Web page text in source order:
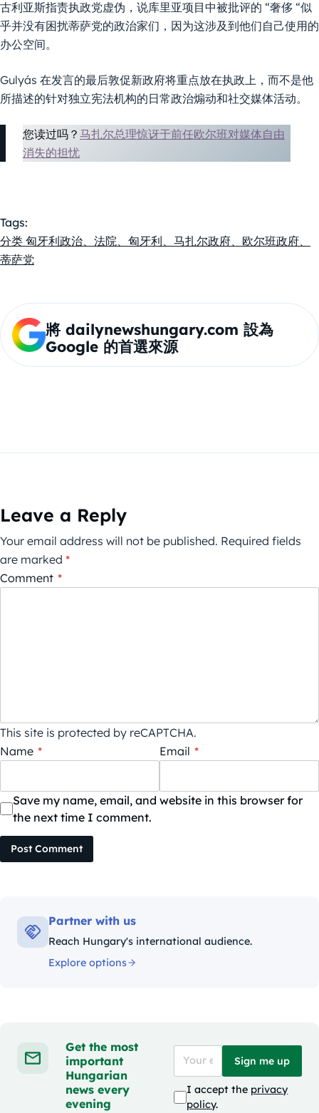
古利亚斯指责执政党虚伪，说库里亚项目中被批评的 “奢侈 “似
乎并没有困扰蒂萨党的政治家们，因为这涉及到他们自己使用的
办公空间。
Gulyás 在发言的最后敦促新政府将重点放在执政上，而不是他
所描述的针对独立宪法机构的日常政治煽动和社交媒体活动。
您读过吗？ 马扎尔总理惊讶于前任欧尔班对媒体自由
消失的担忧
Tags:
分类 匈牙利政治、法院、匈牙利、马扎尔政府、欧尔班政府、
蒂萨党
將 dailynewshungary.com 設為
Google 的首選來源
Leave a Reply
Your email address will not be published. Required fields
are marked *
Comment *
This site is protected by reCAPTCHA.
Name * Email *
Save my name, email, and website in this browser for
the next time I comment.
Post Comment
Partner with us
Reach Hungary's international audience.
Explore options
Get the most
important
Hungarian
news every
evening
Sign me up
I accept the privacy
policy.